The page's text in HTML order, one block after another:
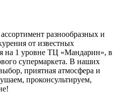
разнообразных и
от известных
на 1 уровне ТЦ «Мандарин», в
супермаркета. В наших
приятная атмосфера и
проконсультируем,